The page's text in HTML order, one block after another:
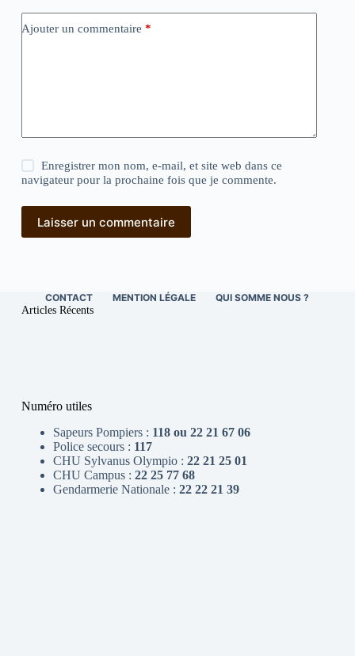
Ajouter un commentaire *
Enregistrer mon nom, e-mail, et site web dans ce
navigateur pour la prochaine fois que je commente.
Laisser un commentaire
CONTACT MENTION LÉGALE QUI SOMME NOUS ?
Articles Récents
Numéro utiles
Sapeurs Pompiers : 118 ou 22 21 67 06
Police secours : 117
CHU Sylvanus Olympio : 22 21 25 01
CHU Campus : 22 25 77 68
Gendarmerie Nationale : 22 22 21 39